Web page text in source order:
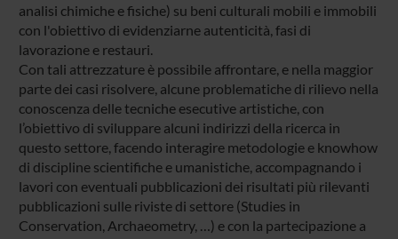
analisi chimiche e fisiche) su beni culturali mobili e immobili
con l'obiettivo di evidenziarne autenticità, fasi di
lavorazione e restauri.
Con tali attrezzature è possibile affrontare, e nella maggior
parte dei casi risolvere, alcune problematiche di rilievo nella
conoscenza delle tecniche esecutive artistiche, con
l’obiettivo di sviluppare alcuni indirizzi della ricerca in
questo settore, facendo interagire metodologie e knowhow
di discipline scientifiche e umanistiche, accompagnando i
lavori con eventuali pubblicazioni dei risultati più rilevanti
pubblicazioni sulle riviste di settore (Studies in
Conservation, Archaeometry, …) e con la partecipazione a